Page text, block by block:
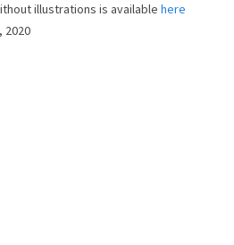
illustrations is available here
2020